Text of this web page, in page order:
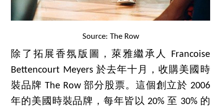
Source: The Row
除了拓展香氛版圖，萊雅繼承人 Francoise
Bettencourt Meyers 於去年十月，收購美國時
裝品牌 The Row 部分股票。這個創立於 2006
年的美國時裝品牌，每年皆以 20% 至 30% 的